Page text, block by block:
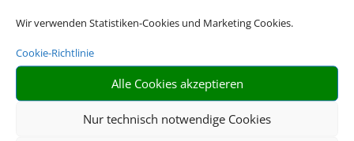
Wir verwenden Statistiken-Cookies und Marketing Cookies.
Cookie-Richtlinie
Alle Cookies akzeptieren
Nur technisch notwendige Cookies